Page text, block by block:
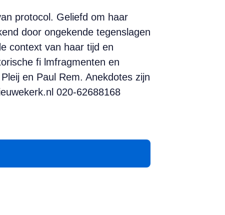
protocol. Geliefd om haar
door ongekende tegenslagen
context van haar tijd en
fi lmfragmenten en
en Paul Rem. Anekdotes zijn
020-62688168